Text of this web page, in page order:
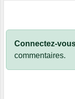
Connectez-
commentaires.